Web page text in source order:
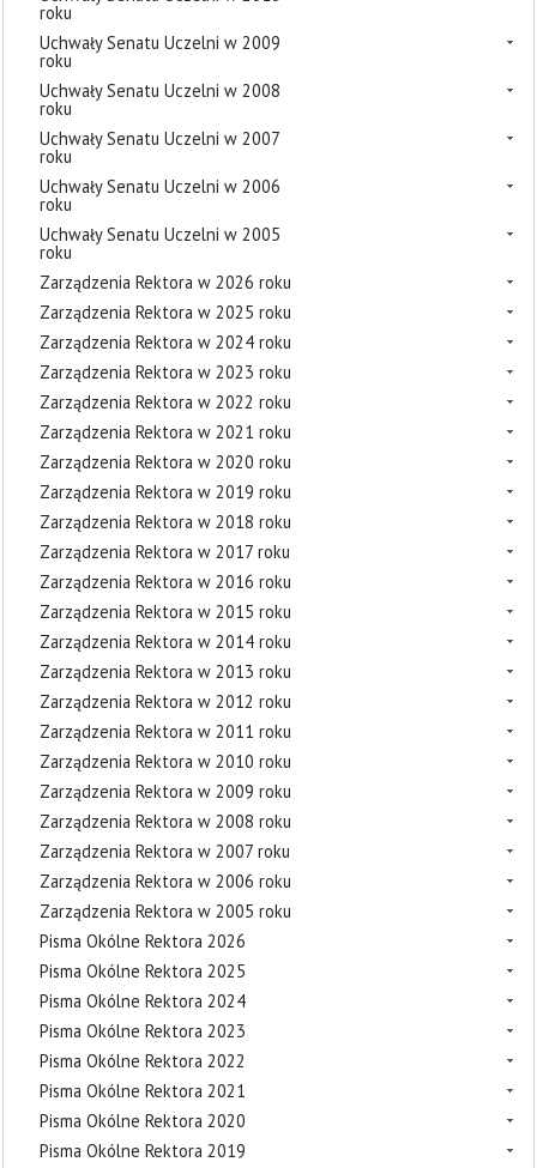
roku
Uchwały Senatu Uczelni w 2009
roku
Uchwały Senatu Uczelni w 2008
roku
Uchwały Senatu Uczelni w 2007
roku
Uchwały Senatu Uczelni w 2006
roku
Uchwały Senatu Uczelni w 2005
roku
Zarządzenia Rektora w 2026 roku
Zarządzenia Rektora w 2025 roku
Zarządzenia Rektora w 2024 roku
Zarządzenia Rektora w 2023 roku
Zarządzenia Rektora w 2022 roku
Zarządzenia Rektora w 2021 roku
Zarządzenia Rektora w 2020 roku
Zarządzenia Rektora w 2019 roku
Zarządzenia Rektora w 2018 roku
Zarządzenia Rektora w 2017 roku
Zarządzenia Rektora w 2016 roku
Zarządzenia Rektora w 2015 roku
Zarządzenia Rektora w 2014 roku
Zarządzenia Rektora w 2013 roku
Zarządzenia Rektora w 2012 roku
Zarządzenia Rektora w 2011 roku
Zarządzenia Rektora w 2010 roku
Zarządzenia Rektora w 2009 roku
Zarządzenia Rektora w 2008 roku
Zarządzenia Rektora w 2007 roku
Zarządzenia Rektora w 2006 roku
Zarządzenia Rektora w 2005 roku
Pisma Okólne Rektora 2026
Pisma Okólne Rektora 2025
Pisma Okólne Rektora 2024
Pisma Okólne Rektora 2023
Pisma Okólne Rektora 2022
Pisma Okólne Rektora 2021
Pisma Okólne Rektora 2020
Pisma Okólne Rektora 2019